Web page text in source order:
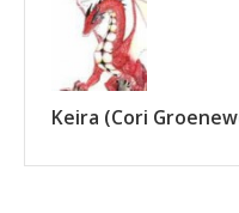
Keira (Cori